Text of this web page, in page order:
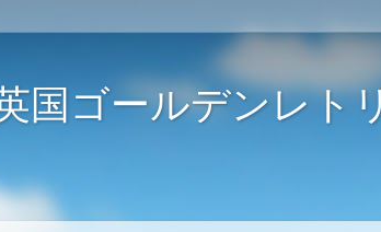
国ゴールデンレト